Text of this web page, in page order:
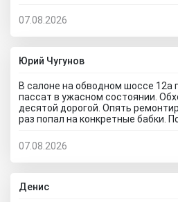
еще юриста захватите.
осмотреть авто. Ни капот
днище глянуть. Попросил
ксерокопии принес. Мне даже
картинкам тачку выбирать
настаивать больше не стал, но
если бы я 5 тачек осмотреть
бы писали? Бред
есть куча других автосалонов и
можно спокойно объехать
07.08.2026
Юрий Чугунов
В салоне на обводном шоссе 12а
пассат в ужасном состоянии.
десятой дорогой. Опять
раз попал на конкретные бабки.
что все с машиной идеально, а
сделать по гарантийному
когда спрашивают где купить
говорю - где угодно но не в
07.08.2026
Денис